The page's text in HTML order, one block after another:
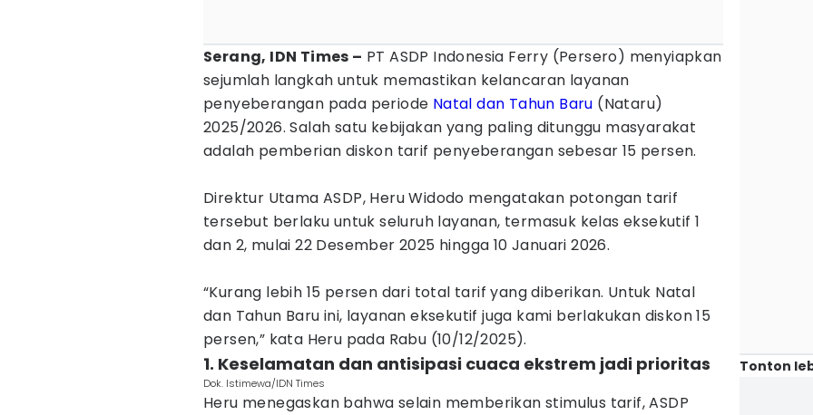
Serang, IDN Times – PT ASDP Indonesia Ferry (Persero) menyiapkan
sejumlah langkah untuk memastikan kelancaran layanan
penyeberangan pada periode Natal dan Tahun Baru (Nataru)
2025/2026. Salah satu kebijakan yang paling ditunggu masyarakat
adalah pemberian diskon tarif penyeberangan sebesar 15 persen.
Direktur Utama ASDP, Heru Widodo mengatakan potongan tarif
tersebut berlaku untuk seluruh layanan, termasuk kelas eksekutif 1
dan 2, mulai 22 Desember 2025 hingga 10 Januari 2026.
“Kurang lebih 15 persen dari total tarif yang diberikan. Untuk Natal
dan Tahun Baru ini, layanan eksekutif juga kami berlakukan diskon 15
persen,” kata Heru pada Rabu (10/12/2025).
1. Keselamatan dan antisipasi cuaca ekstrem jadi prioritas
Dok. Istimewa/IDN Times
Heru menegaskan bahwa selain memberikan stimulus tarif, ASDP
Tonton